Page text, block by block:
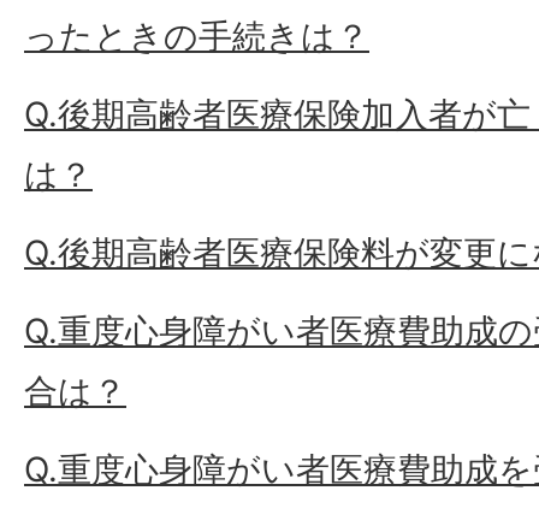
ったときの手続きは？
Q.後期高齢者医療保険加入者が
は？
Q.後期高齢者医療保険料が変更
Q.重度心身障がい者医療費助成
合は？
Q.重度心身障がい者医療費助成